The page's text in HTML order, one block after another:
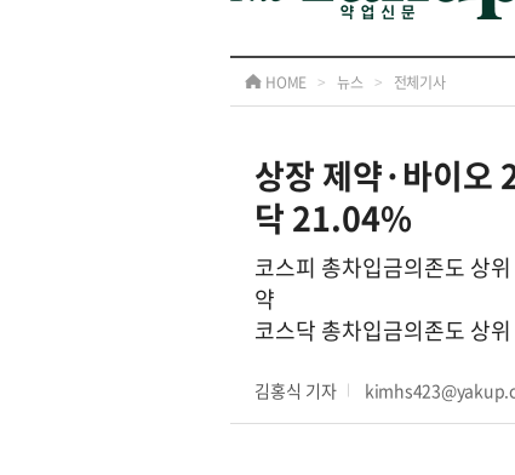
HOME > 뉴스 > 전체기사
상장 제약·바이오
닥 21.04%
코스피 총차입금의존도 상
약
코스닥 총차입금의존도 상
김홍식 기자